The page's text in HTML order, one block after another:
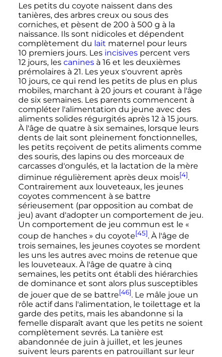
Les petits du coyote naissent dans des
tanières, des arbres creux ou sous des
corniches, et pèsent de 200 à 500 g à la
naissance. Ils sont nidicoles et dépendent
complètement du lait maternel pour leurs
10 premiersjours. Les incisivespercent vers
12 jours, les caninesà 16 et les deuxièmes
prémolaires à 21. Les yeux s'ouvrent après
10 jours, ce qui rend les petits de plus en plus
mobiles, marchant à 20 jourset courant à l'âge
de six semaines. Les parents commencent à
compléter l'alimentation du jeune avec des
aliments solides régurgités après 12 à 15 jours.
À l'âge de quatre à six semaines, lorsque leurs
dents de lait sont pleinement fonctionnelles,
les petits reçoivent de petits aliments comme
des souris, des lapins ou des morceaux de
carcasses d'ongulés, et la lactation de la mère
diminue régulièrement après deux mois[4].
Contrairement aux louveteaux, les jeunes
coyotes commencent à se battre
sérieusement (par opposition au combat de
jeu) avant d'adopter un comportement de jeu.
Un comportement de jeu commun est le «
coup de hanches » du coyote[45]. À l'âge de
trois semaines, les jeunes coyotes se mordent
les uns les autres avec moins de retenue que
les louveteaux. À l'âge de quatre à cinq
semaines, les petits ont établi des hiérarchies
de dominance et sont alors plus susceptibles
de jouer que de se battre[46]. Le mâle joue un
rôle actif dans l'alimentation, le toilettage et la
garde des petits, mais les abandonne si la
femelle disparaît avant que les petits ne soient
complètement sevrés. La tanière est
abandonnée de juin à juillet, et les jeunes
suivent leurs parents en patrouillant sur leur